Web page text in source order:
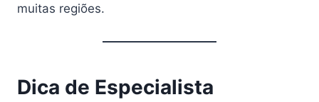
muitas regiões.
Dica de Especialista